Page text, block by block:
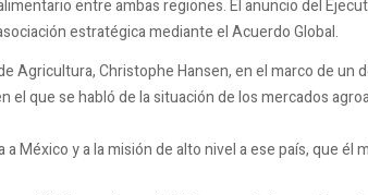
entre ambas regiones. El anuncio del
estratégica mediante el Acuerdo Global.
Agricultura, Christophe Hansen, en el marco de un
que se habló de la situación de los mercados
México y a la misión de alto nivel a ese país, que él